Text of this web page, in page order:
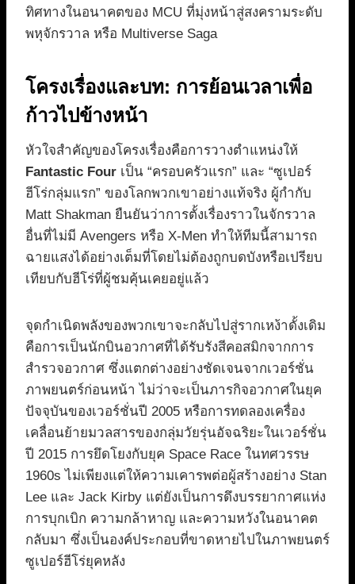
ทิศทางในอนาคตของ MCU ที่มุ่งหน้าสู่สงครามระดับ
พหุจักรวาล หรือ Multiverse Saga
โครงเรื่องและบท: การย้อนเวลาเพื่อ
ก้าวไปข้างหน้า
หัวใจสำคัญของโครงเรื่องคือการวางตำแหน่งให้
Fantastic Four เป็น “ครอบครัวแรก” และ “ซูเปอร์
ฮีโร่กลุ่มแรก” ของโลกพวกเขาอย่างแท้จริง ผู้กำกับ
Matt Shakman ยืนยันว่าการตั้งเรื่องราวในจักรวาล
อื่นที่ไม่มี Avengers หรือ X-Men ทำให้ทีมนี้สามารถ
ฉายแสงได้อย่างเต็มที่โดยไม่ต้องถูกบดบังหรือเปรียบ
เทียบกับฮีโร่ที่ผู้ชมคุ้นเคยอยู่แล้ว
จุดกำเนิดพลังของพวกเขาจะกลับไปสู่รากเหง้าดั้งเดิม
คือการเป็นนักบินอวกาศที่ได้รับรังสีคอสมิกจากการ
สำรวจอวกาศ ซึ่งแตกต่างอย่างชัดเจนจากเวอร์ชั่น
ภาพยนตร์ก่อนหน้า ไม่ว่าจะเป็นภารกิจอวกาศในยุค
ปัจจุบันของเวอร์ชั่นปี 2005 หรือการทดลองเครื่อง
เคลื่อนย้ายมวลสารของกลุ่มวัยรุ่นอัจฉริยะในเวอร์ชั่น
ปี 2015 การยึดโยงกับยุค Space Race ในทศวรรษ
1960s ไม่เพียงแต่ให้ความเคารพต่อผู้สร้างอย่าง Stan
Lee และ Jack Kirby แต่ยังเป็นการดึงบรรยากาศแห่ง
การบุกเบิก ความกล้าหาญ และความหวังในอนาคต
กลับมา ซึ่งเป็นองค์ประกอบที่ขาดหายไปในภาพยนตร์
ซูเปอร์ฮีโร่ยุคหลัง